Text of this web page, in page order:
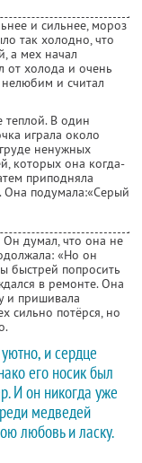
и сильнее, мороз
так холодно, что
а мех начал
от холода и очень
и считал
теплой. В один
играла около
ненужных
которых она когда-
приподняла
Она подумала:«Серый
Он думал, что она не
«Но он
быстрей попросить
в ремонте. Она
и пришивала
сильно потёрся, но
и сердце
его носик был
И он никогда уже
медведей
любовь и ласку.